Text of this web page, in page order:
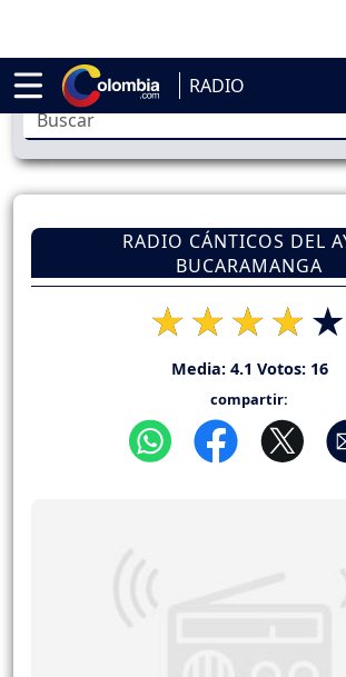
RADIO
Abelardo de la Espriella
RADIO CÁNTICOS DEL
BUCARAMANGA
Media: 4.1 Votos: 16
compartir: